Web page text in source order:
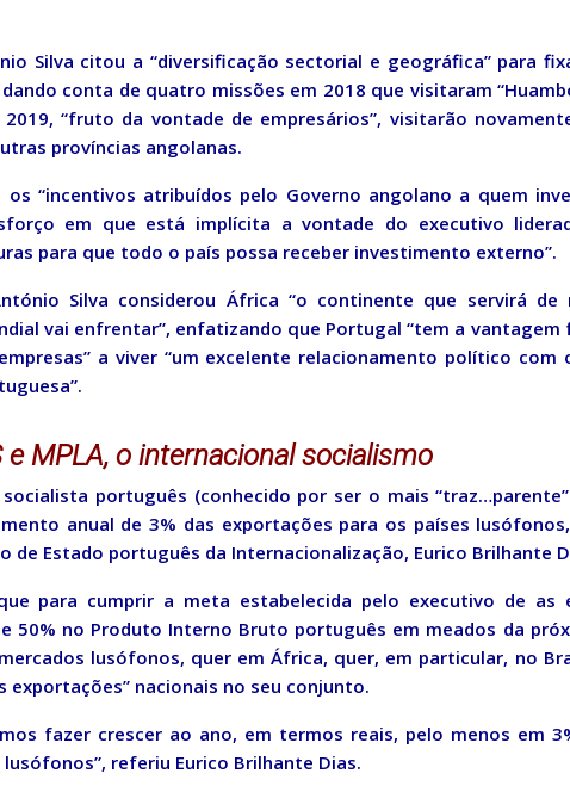
Silva citou a “diversificação sectorial e geográfica” para
conta de quatro missões em 2018 que visitaram
“fruto da vontade de empresários”, visitarão
províncias angolanas.
os “incentivos atribuídos pelo Governo angolano a quem
em que está implícita a vontade do executivo
para que todo o país possa receber investimento externo”.
Silva considerou África “o continente que servirá de
vai enfrentar”, enfatizando que Portugal “tem a vantagem
a viver “um excelente relacionamento político com
e MPLA, o internacional socialismo
português (conhecido por ser o mais
anual de 3% das exportações para os países
de Estado português da Internacionalização, Eurico Brilhante
para cumprir a meta estabelecida pelo executivo de as
50% no Produto Interno Bruto português em meados da
lusófonos, quer em África, quer, em particular, no
exportações” nacionais no seu conjunto.
fazer crescer ao ano, em termos reais, pelo menos em
referiu Eurico Brilhante Dias.